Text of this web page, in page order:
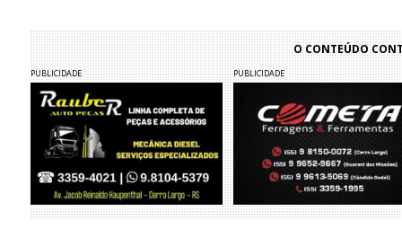
O CONTEÚDO
PUBLICIDADE PUBLICIDADE